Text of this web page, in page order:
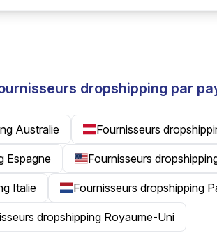
dropshipping par
Australie Fournisseurs
Espagne Fournisseurs
Italie Fournisseurs dropshipping
dropshipping Royaume-Uni